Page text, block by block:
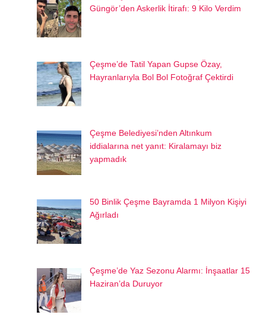
Güngör’den Askerlik İtirafı: 9 Kilo Verdim
Çeşme’de Tatil Yapan Gupse Özay,
Hayranlarıyla Bol Bol Fotoğraf Çektirdi
Çeşme Belediyesi’nden Altınkum
iddialarına net yanıt: Kiralamayı biz
yapmadık
50 Binlik Çeşme Bayramda 1 Milyon Kişiyi
Ağırladı
Çeşme’de Yaz Sezonu Alarmı: İnşaatlar 15
Haziran’da Duruyor